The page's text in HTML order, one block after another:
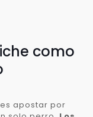
como
apostar por